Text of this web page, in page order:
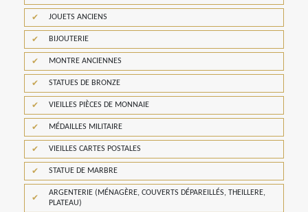
JOUETS ANCIENS
BIJOUTERIE
MONTRE ANCIENNES
STATUES DE BRONZE
VIEILLES PIÈCES DE MONNAIE
MÉDAILLES MILITAIRE
VIEILLES CARTES POSTALES
STATUE DE MARBRE
ARGENTERIE (MÉNAGÈRE, COUVERTS DÉPAREILLÉS, THEILLERE,
PLATEAU)